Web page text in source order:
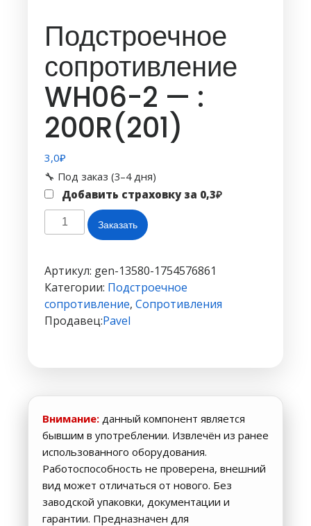
Подстроечное
сопротивление
WH06-2 — :
200R(201)
3,0₽
🔧 Под заказ (3–4 дня)
Добавить страховку за 0,3₽
Количество
товара
сопротивление
WH06-
2
—
Заказать
Артикул: gen-13580-1754576861
Категории: Подстроечное
сопротивление, Сопротивления
Продавец:Pavel
Внимание: данный компонент является
бывшим в употреблении. Извлечён из ранее
использованного оборудования.
Работоспособность не проверена, внешний
вид может отличаться от нового. Без
заводской упаковки, документации и
гарантии. Предназначен для